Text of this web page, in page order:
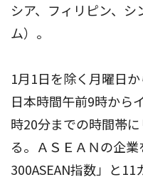
シア、フィリピン、
ム）。
1月1日を除く月曜日
日本時間午前9時から
時20分までの時間帯
る。ＡＳＥＡＮの企
300ASEAN指数」と